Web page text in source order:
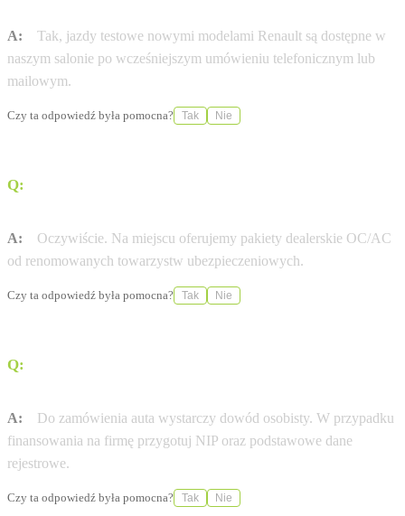
A:
Tak, jazdy testowe nowymi modelami Renault są dostępne w
naszym salonie po wcześniejszym umówieniu telefonicznym lub
mailowym.
Czy ta odpowiedź była pomocna? Tak Nie
Q:
A:
Oczywiście. Na miejscu oferujemy pakiety dealerskie OC/AC
od renomowanych towarzystw ubezpieczeniowych.
Czy ta odpowiedź była pomocna? Tak Nie
Q:
A:
Do zamówienia auta wystarczy dowód osobisty. W przypadku
finansowania na firmę przygotuj NIP oraz podstawowe dane
rejestrowe.
Czy ta odpowiedź była pomocna? Tak Nie